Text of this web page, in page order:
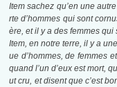
Item sachez qu’en une
rte d’hommes qui sont
ère, et il y a des femmes
Item, en notre terre, il y a
ue d’hommes, de femmes
quand l’un d’eux est mort,
ut cru, et disent que c’est